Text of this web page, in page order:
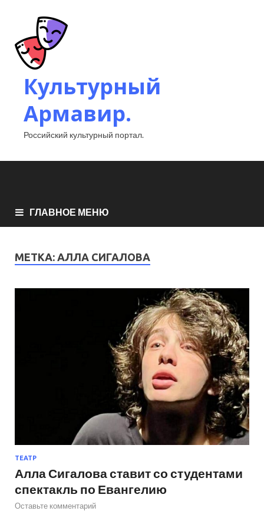
Культурный
Армавир.
Российский культурный портал.
ГЛАВНОЕ МЕНЮ
МЕТКА: АЛЛА СИГАЛОВА
ТЕАТР
Алла Сигалова ставит со студентами
спектакль по Евангелию
Оставьте комментарий